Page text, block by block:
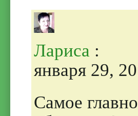
Лариса :
января 29,
Самое